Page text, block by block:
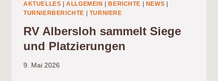
DEN
ALBERSLOH
AKTUELLES |ALLGEMEIN BERICHTE NEWS
TURNIERBERICHTE
TURNIERE
RV Albersloh sammelt Siege
und Platzierungen
9. Mai 2026